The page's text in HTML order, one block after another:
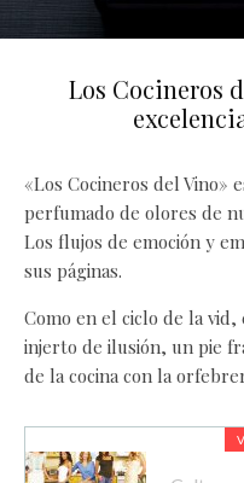
Los Cocineros
«Los Cocineros del Vino»
perfumado de olores de
Los flujos de emoción y
sus páginas.
Como en el ciclo de la vid,
injerto de ilusión, un pie
de la cocina con la